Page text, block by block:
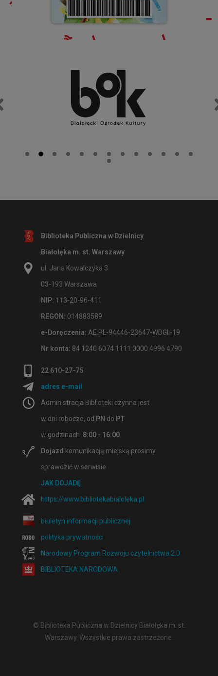
Biblioteka Publiczna w Dzielnicy
Białołęka m. st. Warszawy
ul. Jana Kowalczyka 3
03-193 Warszawa
NIP: 113-20-96-411
REGON: 014883589
e-Doręczenia: AE:PL-94446-23647-WDGII-19
Nr konta: 84 1240 6074 1111 0000 4996 4790
22 610-27-75
adres e-mail
Administracja Biblioteki czynna jest
w dni robocze, od PN do PT
w godzinach 8:00 - 16:00
Dojazd komunikacją miejską prosimy
sprawdzić w serwisie
JAK DOJADĘ
https://www.bibliotekabialoleka.pl
biuletyn informacji publicznej
polityka prywatności
Narodowy Program Rozwoju czytelnictwa 2.0
BIBLIOTEKA NARODOWA
© Biblioteka Publiczna w Dzielnicy Białołęka m. st.
Warszawy. Wszystkie prawa zastrzeżone.